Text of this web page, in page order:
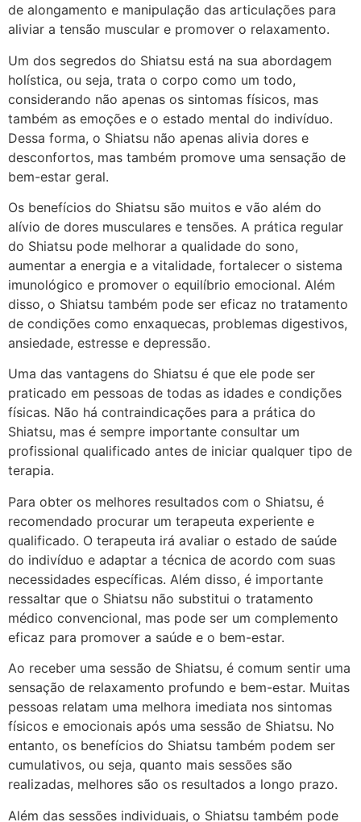
de alongamento e manipulação das articulações para
aliviar a tensão muscular e promover o relaxamento.
Um dos segredos do Shiatsu está na sua abordagem
holística, ou seja, trata o corpo como um todo,
considerando não apenas os sintomas físicos, mas
também as emoções e o estado mental do indivíduo.
Dessa forma, o Shiatsu não apenas alivia dores e
desconfortos, mas também promove uma sensação de
bem-estar geral.
Os benefícios do Shiatsu são muitos e vão além do
alívio de dores musculares e tensões. A prática regular
do Shiatsu pode melhorar a qualidade do sono,
aumentar a energia e a vitalidade, fortalecer o sistema
imunológico e promover o equilíbrio emocional. Além
disso, o Shiatsu também pode ser eficaz no tratamento
de condições como enxaquecas, problemas digestivos,
ansiedade, estresse e depressão.
Uma das vantagens do Shiatsu é que ele pode ser
praticado em pessoas de todas as idades e condições
físicas. Não há contraindicações para a prática do
Shiatsu, mas é sempre importante consultar um
profissional qualificado antes de iniciar qualquer tipo de
terapia.
Para obter os melhores resultados com o Shiatsu, é
recomendado procurar um terapeuta experiente e
qualificado. O terapeuta irá avaliar o estado de saúde
do indivíduo e adaptar a técnica de acordo com suas
necessidades específicas. Além disso, é importante
ressaltar que o Shiatsu não substitui o tratamento
médico convencional, mas pode ser um complemento
eficaz para promover a saúde e o bem-estar.
Ao receber uma sessão de Shiatsu, é comum sentir uma
sensação de relaxamento profundo e bem-estar. Muitas
pessoas relatam uma melhora imediata nos sintomas
físicos e emocionais após uma sessão de Shiatsu. No
entanto, os benefícios do Shiatsu também podem ser
cumulativos, ou seja, quanto mais sessões são
realizadas, melhores são os resultados a longo prazo.
Além das sessões individuais, o Shiatsu também pode